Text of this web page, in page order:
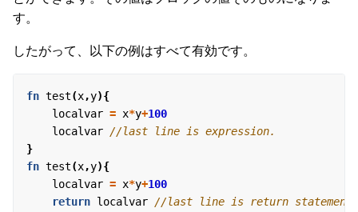
す。
したがって、以下の例はすべて有効です。
fn test(x,y){
localvar = x*y+100
localvar
}
fn test(x,y){
localvar = x*y+100
return localvar